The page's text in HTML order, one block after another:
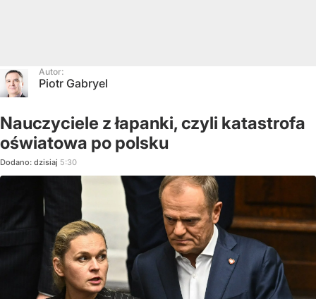
Autor:
Piotr Gabryel
Nauczyciele z łapanki, czyli katastrofa
oświatowa po polsku
Dodano: dzisiaj 5:30